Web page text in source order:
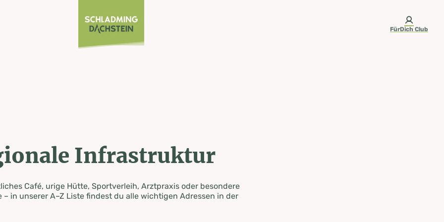
FürDich Club
Infrastruktur
Café, urige Hütte, Sportverleih, Arztpraxis oder besondere
– in unserer A–Z Liste findest du alle wichtigen Adressen in der